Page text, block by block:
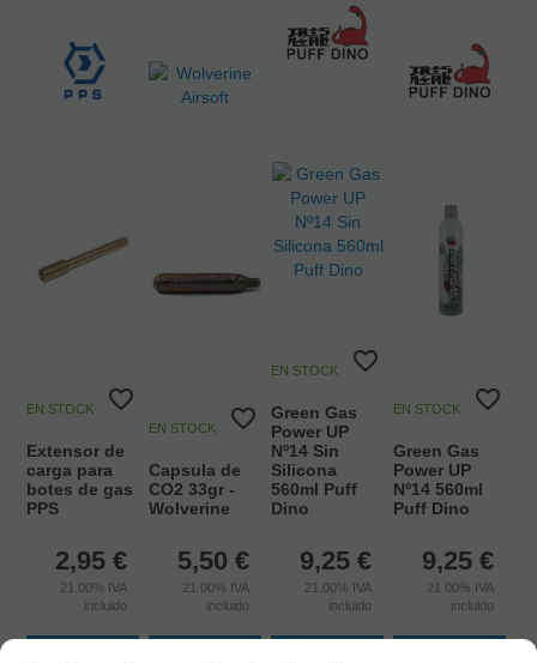
EN STOCK
Extensor de
carga para
botes de gas
PPS
2,95 €
21.00% IVA
incluido
EN STOCK
Capsula de
CO2 33gr -
Wolverine
5,50 €
21.00% IVA
incluido
EN STOCK
Green Gas
Power UP
Nº14 Sin
Silicona
560ml Puff
Dino
9,25 €
21.00% IVA
incluido
EN STOCK
Green Gas
Power UP
Nº14 560ml
Puff Dino
9,25 €
21.00% IVA
incluido